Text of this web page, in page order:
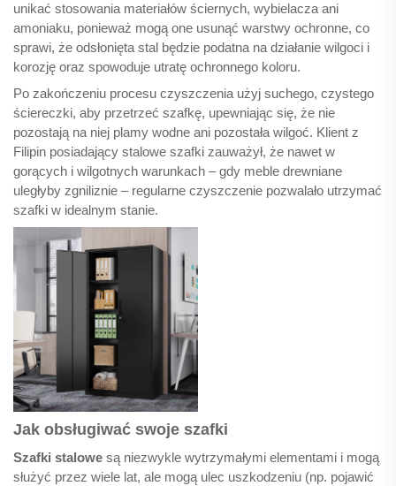
unikać stosowania materiałów ściernych, wybielacza ani
amoniaku, ponieważ mogą one usunąć warstwy ochronne, co
sprawi, że odsłonięta stal będzie podatna na działanie wilgoci i
korozję oraz spowoduje utratę ochronnego koloru.
Po zakończeniu procesu czyszczenia użyj suchego, czystego
ściereczki, aby przetrzeć szafkę, upewniając się, że nie
pozostają na niej plamy wodne ani pozostała wilgoć. Klient z
Filipin posiadający stalowe szafki zauważył, że nawet w
gorących i wilgotnych warunkach – gdy meble drewniane
uległyby zgniliznie – regularne czyszczenie pozwalało utrzymać
szafki w idealnym stanie.
Jak obsługiwać swoje szafki
Szafki stalowe są niezwykle wytrzymałymi elementami i mogą
służyć przez wiele lat, ale mogą ulec uszkodzeniu (np. pojawić